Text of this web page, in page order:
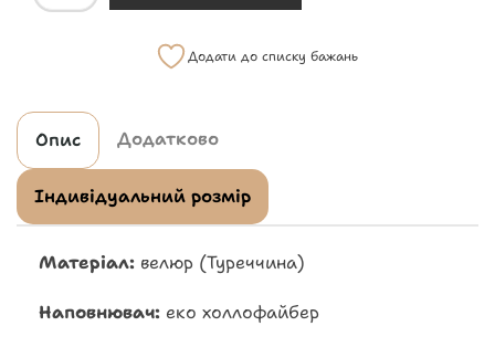
Додати до списку бажань
Опис Додатково
Індивідуальний розмір
Матеріал: велюр (Туреччина)
Наповнювач: еко холлофайбер